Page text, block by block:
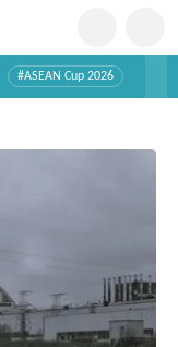
#ASEAN Cup 2026